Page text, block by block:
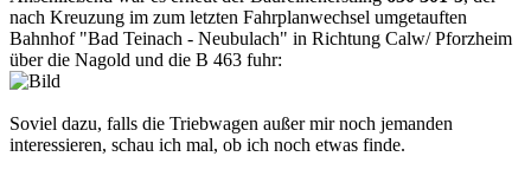
nach Kreuzung im zum letzten Fahrplanwechsel umgetauften
Bahnhof "Bad Teinach - Neubulach" in Richtung Calw/ Pforzheim
über die Nagold und die B 463 fuhr:
Soviel dazu, falls die Triebwagen außer mir noch jemanden
interessieren, schau ich mal, ob ich noch etwas finde.